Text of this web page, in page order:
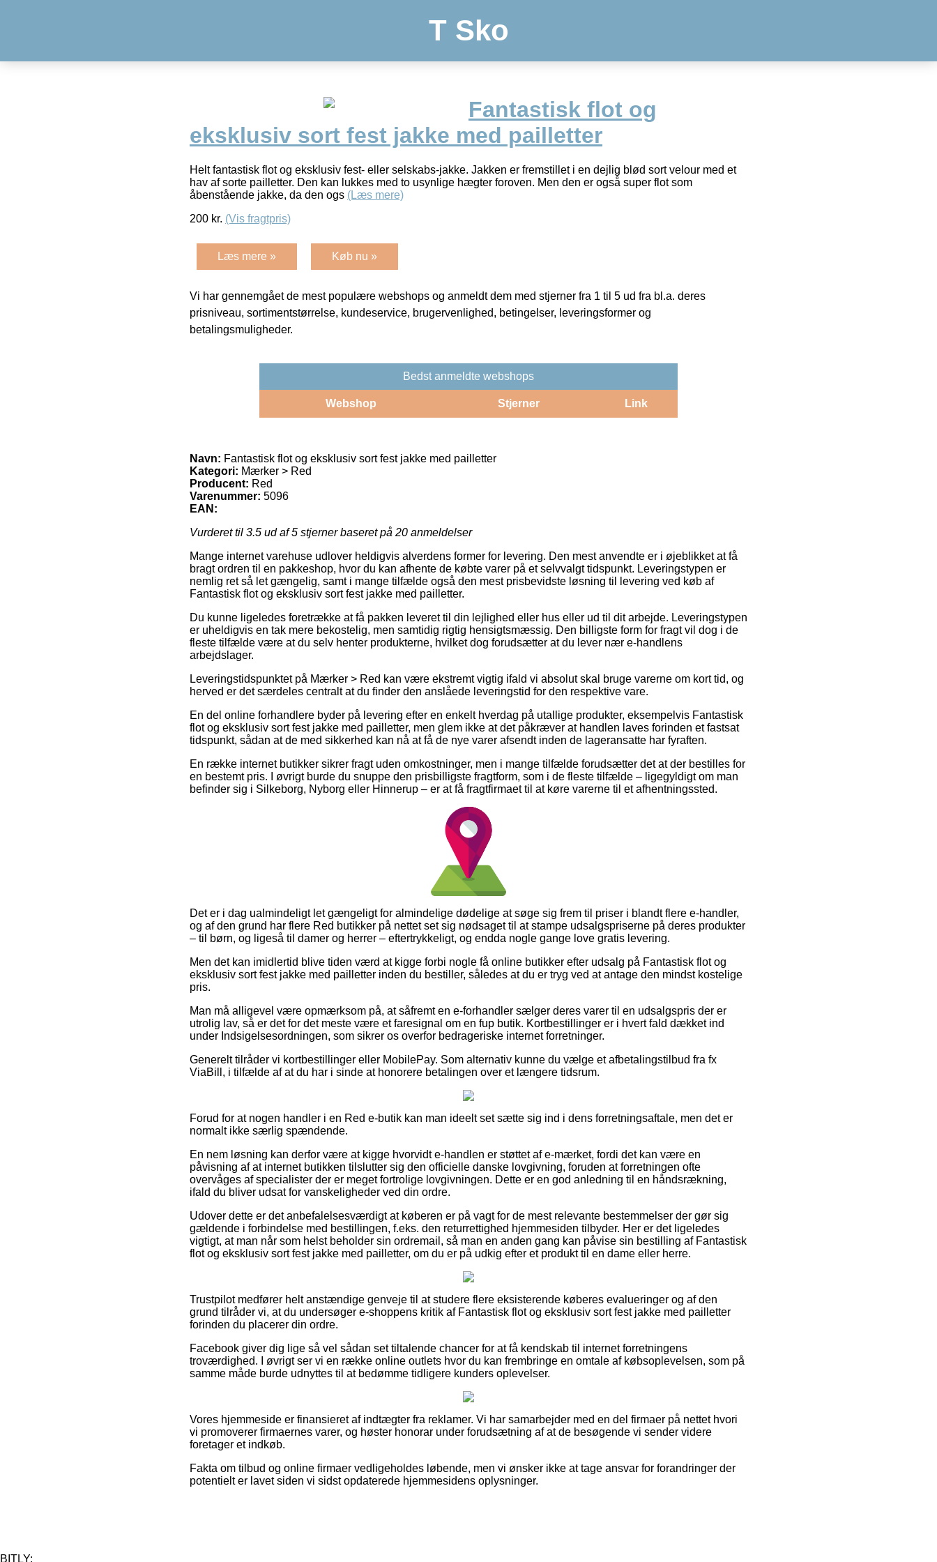
T Sko
Fantastisk flot og
eksklusiv sort fest jakke med pailletter
Helt fantastisk flot og eksklusiv fest- eller selskabs-jakke. Jakken er fremstillet i en dejlig blød sort velour med et
hav af sorte pailletter. Den kan lukkes med to usynlige hægter foroven. Men den er også super flot som
åbenstående jakke, da den ogs (Læs mere)
200 kr. (Vis fragtpris)
Læs mere » Køb nu »
Vi har gennemgået de mest populære webshops og anmeldt dem med stjerner fra 1 til 5 ud fra bl.a. deres
prisniveau, sortimentstørrelse, kundeservice, brugervenlighed, betingelser, leveringsformer og
betalingsmuligheder.
Bedst anmeldte webshops
Webshop Stjerner Link
Navn: Fantastisk flot og eksklusiv sort fest jakke med pailletter
Kategori: Mærker > Red
Producent: Red
Varenummer: 5096
EAN:
Vurderet til 3.5 ud af 5 stjerner baseret på 20 anmeldelser
Mange internet varehuse udlover heldigvis alverdens former for levering. Den mest anvendte er i øjeblikket at få
bragt ordren til en pakkeshop, hvor du kan afhente de købte varer på et selvvalgt tidspunkt. Leveringstypen er
nemlig ret så let gængelig, samt i mange tilfælde også den mest prisbevidste løsning til levering ved køb af
Fantastisk flot og eksklusiv sort fest jakke med pailletter.
Du kunne ligeledes foretrække at få pakken leveret til din lejlighed eller hus eller ud til dit arbejde. Leveringstypen
er uheldigvis en tak mere bekostelig, men samtidig rigtig hensigtsmæssig. Den billigste form for fragt vil dog i de
fleste tilfælde være at du selv henter produkterne, hvilket dog forudsætter at du lever nær e-handlens
arbejdslager.
Leveringstidspunktet på Mærker > Red kan være ekstremt vigtig ifald vi absolut skal bruge varerne om kort tid, og
herved er det særdeles centralt at du finder den anslåede leveringstid for den respektive vare.
En del online forhandlere byder på levering efter en enkelt hverdag på utallige produkter, eksempelvis Fantastisk
flot og eksklusiv sort fest jakke med pailletter, men glem ikke at det påkræver at handlen laves forinden et fastsat
tidspunkt, sådan at de med sikkerhed kan nå at få de nye varer afsendt inden de lageransatte har fyraften.
En række internet butikker sikrer fragt uden omkostninger, men i mange tilfælde forudsætter det at der bestilles for
en bestemt pris. I øvrigt burde du snuppe den prisbilligste fragtform, som i de fleste tilfælde – ligegyldigt om man
befinder sig i Silkeborg, Nyborg eller Hinnerup – er at få fragtfirmaet til at køre varerne til et afhentningssted.
Det er i dag ualmindeligt let gængeligt for almindelige dødelige at søge sig frem til priser i blandt flere e-handler,
og af den grund har flere Red butikker på nettet set sig nødsaget til at stampe udsalgspriserne på deres produkter
– til børn, og ligeså til damer og herrer – eftertrykkeligt, og endda nogle gange love gratis levering.
Men det kan imidlertid blive tiden værd at kigge forbi nogle få online butikker efter udsalg på Fantastisk flot og
eksklusiv sort fest jakke med pailletter inden du bestiller, således at du er tryg ved at antage den mindst kostelige
pris.
Man må alligevel være opmærksom på, at såfremt en e-forhandler sælger deres varer til en udsalgspris der er
utrolig lav, så er det for det meste være et faresignal om en fup butik. Kortbestillinger er i hvert fald dækket ind
under Indsigelsesordningen, som sikrer os overfor bedrageriske internet forretninger.
Generelt tilråder vi kortbestillinger eller MobilePay. Som alternativ kunne du vælge et afbetalingstilbud fra fx
ViaBill, i tilfælde af at du har i sinde at honorere betalingen over et længere tidsrum.
Forud for at nogen handler i en Red e-butik kan man ideelt set sætte sig ind i dens forretningsaftale, men det er
normalt ikke særlig spændende.
En nem løsning kan derfor være at kigge hvorvidt e-handlen er støttet af e-mærket, fordi det kan være en
påvisning af at internet butikken tilslutter sig den officielle danske lovgivning, foruden at forretningen ofte
overvåges af specialister der er meget fortrolige lovgivningen. Dette er en god anledning til en håndsrækning,
ifald du bliver udsat for vanskeligheder ved din ordre.
Udover dette er det anbefalelsesværdigt at køberen er på vagt for de mest relevante bestemmelser der gør sig
gældende i forbindelse med bestillingen, f.eks. den returrettighed hjemmesiden tilbyder. Her er det ligeledes
vigtigt, at man når som helst beholder sin ordremail, så man en anden gang kan påvise sin bestilling af Fantastisk
flot og eksklusiv sort fest jakke med pailletter, om du er på udkig efter et produkt til en dame eller herre.
Trustpilot medfører helt anstændige genveje til at studere flere eksisterende køberes evalueringer og af den
grund tilråder vi, at du undersøger e-shoppens kritik af Fantastisk flot og eksklusiv sort fest jakke med pailletter
forinden du placerer din ordre.
Facebook giver dig lige så vel sådan set tiltalende chancer for at få kendskab til internet forretningens
troværdighed. I øvrigt ser vi en række online outlets hvor du kan frembringe en omtale af købsoplevelsen, som på
samme måde burde udnyttes til at bedømme tidligere kunders oplevelser.
Vores hjemmeside er finansieret af indtægter fra reklamer. Vi har samarbejder med en del firmaer på nettet hvori
vi promoverer firmaernes varer, og høster honorar under forudsætning af at de besøgende vi sender videre
foretager et indkøb.
Fakta om tilbud og online firmaer vedligeholdes løbende, men vi ønsker ikke at tage ansvar for forandringer der
potentielt er lavet siden vi sidst opdaterede hjemmesidens oplysninger.
BITLY: